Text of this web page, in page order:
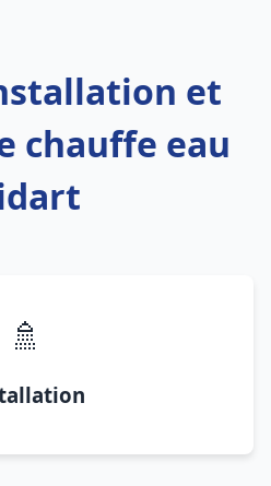
et
chauffe eau
🚿